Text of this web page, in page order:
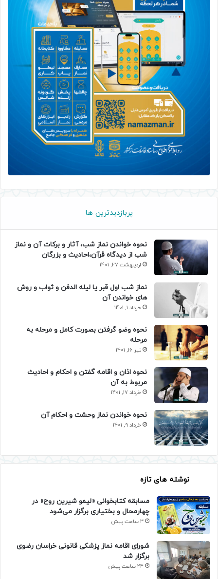
پربازدیدترین ها
نحوه خواندن نماز شب، آثار و برکات آن و نماز
شب از دیدگاه قرآن،احادیث و بزرگان
اردیبهشت 27, 1401
نماز شب اول قبر یا لیله الدفن و ثواب و روش
های خواندن آن
خرداد 1, 1401
نحوه وضو گرفتن بصورت کامل و مرحله به
مرحله
تیر 16, 1401
نحوه اذان و اقامه گفتن و احکام و احادیث
مربوط به آن
خرداد 17, 1401
نحوه خواندن نماز وحشت و احکام آن
خرداد 9, 1401
نوشته های تازه
مسابقه کتابخوانی «لیمو شیرین روح» در
چهارمحال و بختیاری برگزار می‌شود
3 ساعت پیش
شورای اقامه نماز پزشکی قانونی خراسان رضوی
برگزار شد
24 ساعت پیش